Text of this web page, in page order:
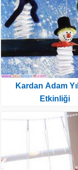
Kardan Adam
Etkinliği